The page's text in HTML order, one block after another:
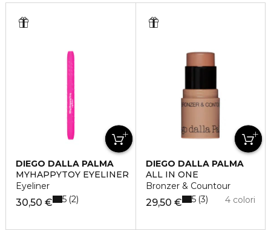
DIEGO DALLA PALMA
MYHAPPYTOY EYELINER
Eyeliner
30,50 € 5 2
DIEGO DALLA PALMA
ALL IN ONE
Bronzer & Countour
29,50 € 4 colori
5 3